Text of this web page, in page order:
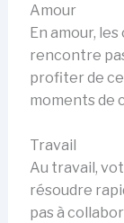
Amour
En amour,
rencontre
profiter de
moments de
Travail
Au travail,
résoudre
pas à